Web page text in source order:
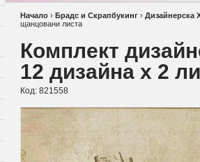
Начало › Брадс и Скрапбукинг › Дизайнерска
щанцовани листа
Комплект
12 дизайна x 2
Код: 821558